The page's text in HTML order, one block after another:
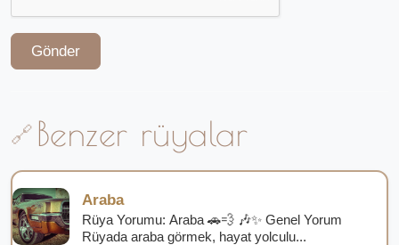
Gönder
Benzer rüyalar
Araba
Rüya Yorumu: Araba 🚗💨 🎶✨ Genel Yorum
Rüyada araba görmek, hayat yolculu...